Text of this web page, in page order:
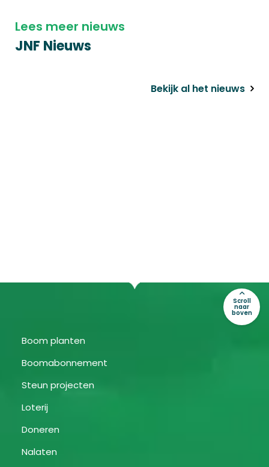
Lees meer nieuws
JNF Nieuws
Bekijk al het nieuws
Boom planten
Boomabonnement
Steun projecten
Loterij
Doneren
Nalaten
Scroll
naar
boven